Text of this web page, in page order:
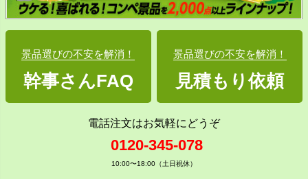
景品選びの不安を解消！
幹事さんFAQ
景品選びの不安を解消！
見積もり依頼
電話注文はお気軽にどうぞ
0120-345-078
10:00〜18:00（土日祝休）